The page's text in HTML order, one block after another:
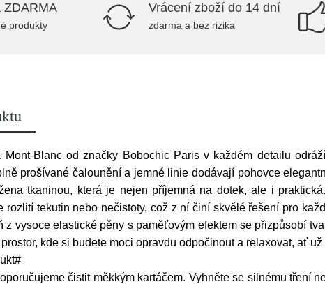
ZDARMA
produkty
Vrácení zboží do 14 dní
zdarma a bez rizika
Mont-Blanc od značky Bobochic Paris v každém detailu
prošívané čalounění a jemné linie dodávají pohovce
tkaninou, která je nejen příjemná na dotek, ale i
rozlití tekutin nebo nečistoty, což z ní činí skvělé řešení pro
z vysoce elastické pěny s paměťovým efektem se přizpůsobí
kde si budete moci opravdu odpočinout a relaxovat, ať
čistit měkkým kartáčem. Vyhněte se silnému tření